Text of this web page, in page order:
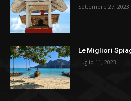
Settembre 27, 2023
Le Migliori
Luglio 11, 2023